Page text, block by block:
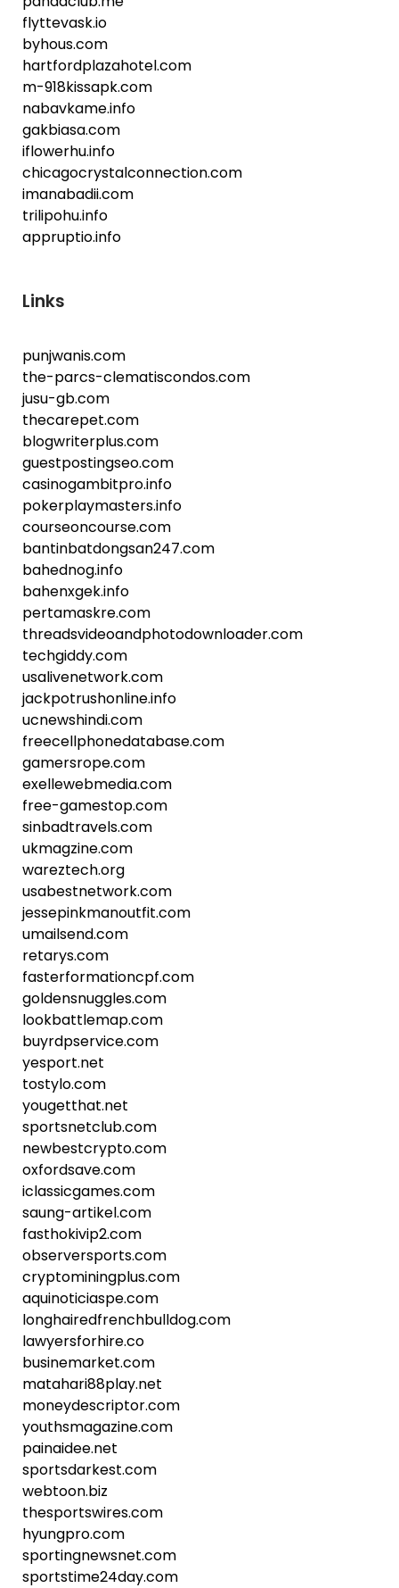
flyttevask.io
byhous.com
hartfordplazahotel.com
m-918kissapk.com
nabavkame.info
gakbiasa.com
iflowerhu.info
chicagocrystalconnection.com
imanabadii.com
trilipohu.info
appruptio.info
Links
punjwanis.com
the-parcs-clematiscondos.com
jusu-gb.com
thecarepet.com
blogwriterplus.com
guestpostingseo.com
casinogambitpro.info
pokerplaymasters.info
courseoncourse.com
bantinbatdongsan247.com
bahednog.info
bahenxgek.info
pertamaskre.com
threadsvideoandphotodownloader.com
techgiddy.com
usalivenetwork.com
jackpotrushonline.info
ucnewshindi.com
freecellphonedatabase.com
gamersrope.com
exellewebmedia.com
free-gamestop.com
sinbadtravels.com
ukmagzine.com
wareztech.org
usabestnetwork.com
jessepinkmanoutfit.com
umailsend.com
retarys.com
fasterformationcpf.com
goldensnuggles.com
lookbattlemap.com
buyrdpservice.com
yesport.net
tostylo.com
yougetthat.net
sportsnetclub.com
newbestcrypto.com
oxfordsave.com
iclassicgames.com
saung-artikel.com
fasthokivip2.com
observersports.com
cryptominingplus.com
aquinoticiaspe.com
longhairedfrenchbulldog.com
lawyersforhire.co
businemarket.com
matahari88play.net
moneydescriptor.com
youthsmagazine.com
painaidee.net
sportsdarkest.com
webtoon.biz
thesportswires.com
hyungpro.com
sportingnewsnet.com
sportstime24day.com